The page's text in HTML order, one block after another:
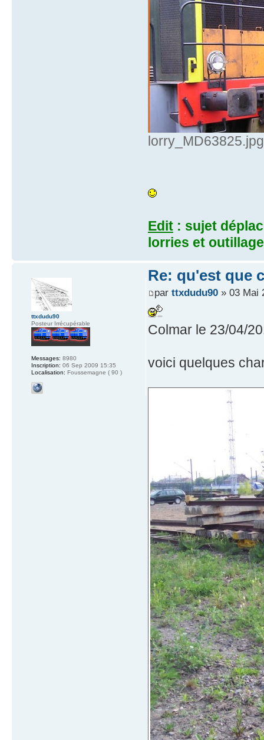
Edit: sujet
lorries et
Re: qu'est que
par ttxdudu90» 03 Mai
Colmar le 23/04/
voici quelques
ttxdudu90
Posteur Irrécupérable
Messages: 8980
Inscription: 06 Sep 2009 15:35
Localisation: Foussemagne ( 90 )